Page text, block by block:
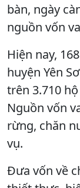
bàn, ngày
nguồn vốn
Hiện nay,
huyện Yên
trên 3.710
Nguồn vốn
rừng, chăn
vụ.
Đưa vốn về